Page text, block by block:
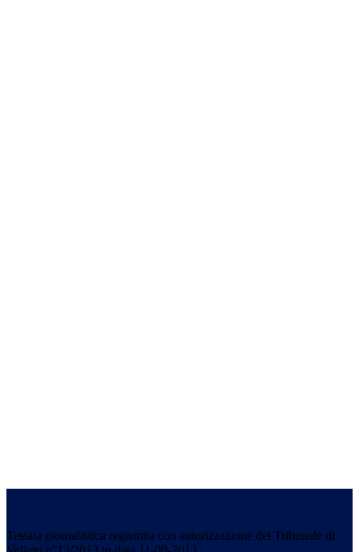
Testata giornalistica registrata con autorizzazione del Tribunale di